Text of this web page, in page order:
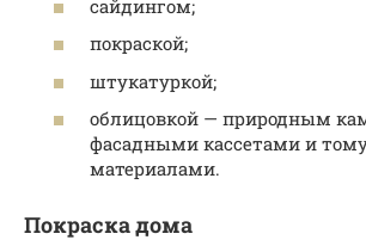
сайдингом;
покраской;
штукатуркой;
облицовкой — природным
фасадными кассетами и
материалами.
Покраска дома